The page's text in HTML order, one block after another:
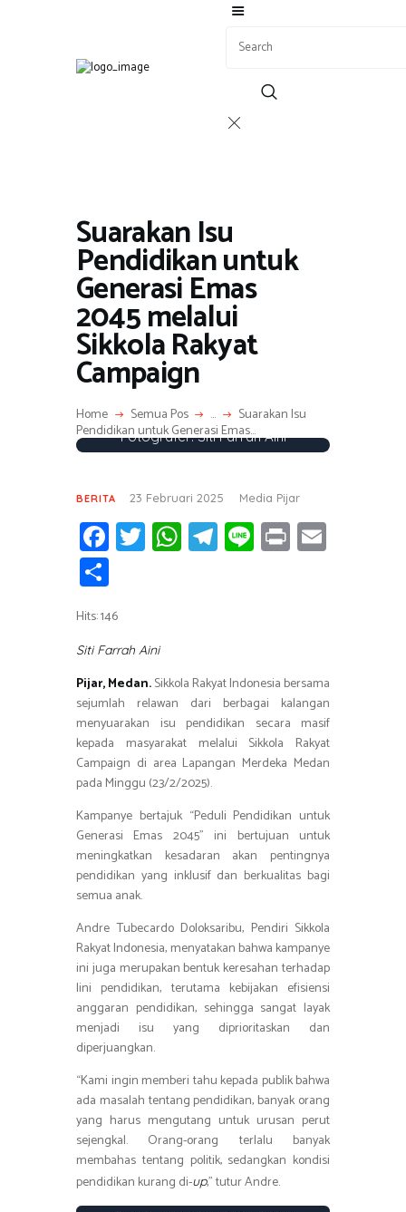
Suarakan Isu
Pendidikan untuk
Generasi Emas
2045 melalui
Sikkola Rakyat
Campaign
Home Semua Pos ... Suarakan Isu
Pendidikan untuk Generasi Emas...
HIBURAN
JALAN-JALAN
GAYA HIDUP
OLAHRAGA
OPINI
Fotografer: Siti Farrah Aini
BERITA 23 Februari 2025 Media Pijar
Fa
ce
o
ok
T
wi
W
h
p
p
T
el
m
Li
n
Pr
in
h
ar
e
Hits: 146
Siti Farrah Aini
Pijar, Medan.Sikkola Rakyat Indonesia bersama
sejumlah relawan dari berbagai kalangan
menyuarakan isu pendidikan secara masif
kepada masyarakat melalui Sikkola Rakyat
Campaign di area Lapangan Merdeka Medan
pada Minggu (23/2/2025).
Kampanye bertajuk “Peduli Pendidikan untuk
Generasi Emas 2045” ini bertujuan untuk
meningkatkan kesadaran akan pentingnya
pendidikan yang inklusif dan berkualitas bagi
semua anak.
Andre Tubecardo Doloksaribu, Pendiri Sikkola
Rakyat Indonesia, menyatakan bahwa kampanye
ini juga merupakan bentuk keresahan terhadap
lini pendidikan, terutama kebijakan efisiensi
anggaran pendidikan, sehingga sangat layak
menjadi isu yang diprioritaskan dan
diperjuangkan.
“Kami ingin memberi tahu kepada publik bahwa
ada masalah tentang pendidikan, banyak orang
yang harus mengutang untuk urusan perut
sejengkal. Orang-orang terlalu banyak
membahas tentang politik, sedangkan kondisi
pendidikan kurang di-up,” tutur Andre.